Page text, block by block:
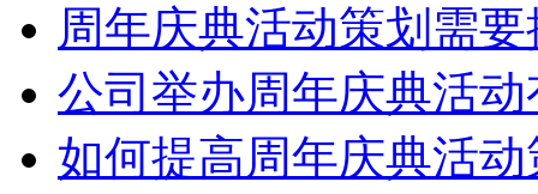
周年庆典活动策划需
公司举办周年庆典活
如何提高周年庆典活